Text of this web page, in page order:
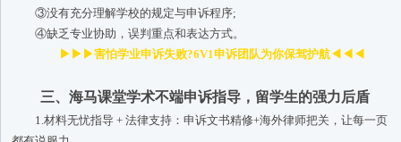
③没有充分理解学校的规定与申诉程序;
④缺乏专业协助，误判重点和表达方式。
▶▶▶害怕学业申诉失败?6V1申诉团队为你保驾护航◀◀◀
三、海马课堂学术不端申诉指导，留学生的强力后盾
1.材料无忧指导 + 法律支持：申诉文书精修+海外律师把关，让每一页